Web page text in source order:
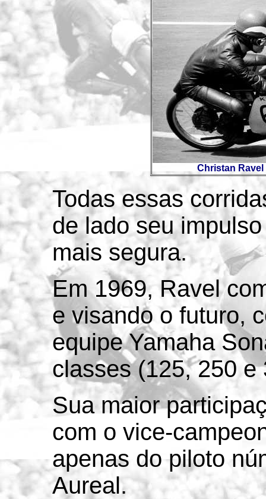
Christan Ravel
Todas essas
de lado seu
mais segura.
Em 1969, Ravel
e visando o futuro,
equipe Yamaha
classes (125, 250 e
Sua maior
com o vice-
apenas do piloto
Aureal.